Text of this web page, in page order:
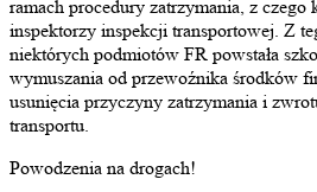
ramach procedury zatrzymania, z
inspektorzy inspekcji transportowej. Z
niektórych podmiotów FR powstała
wymuszania od przewoźnika środków
usunięcia przyczyny zatrzymania i
transportu.
Powodzenia na drogach!